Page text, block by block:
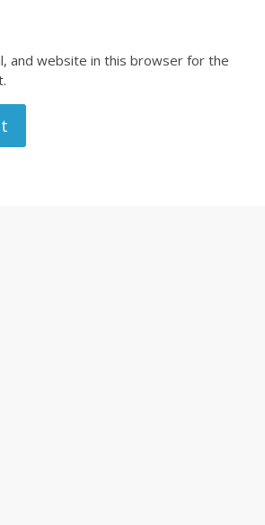
and website in this browser for the